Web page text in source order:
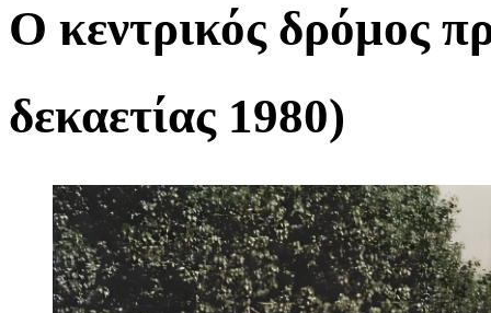
Ο κεντρικός δρόμος
δεκαετίας 1980)